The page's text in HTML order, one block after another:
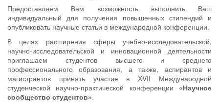
Предоставляем Вам возможность выполнить Ваш
индивидуальный для получения повышенных стипендий и
опубликовать научные статьи в международной конференции.
В целях расширения сферы учебно-исследовательской,
научно-исследовательской и инновационной деятельности
приглашаем студентов высшего и среднего
профессионального образования, а также, аспирантов и
магистрантов принять участие в XVII Международной
студенческой научно-практической конференции «Научное
сообщество студентов».